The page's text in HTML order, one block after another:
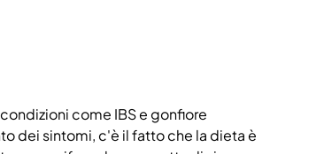
come IBS e gonfiore
dei sintomi, c'è il fatto che la dieta è